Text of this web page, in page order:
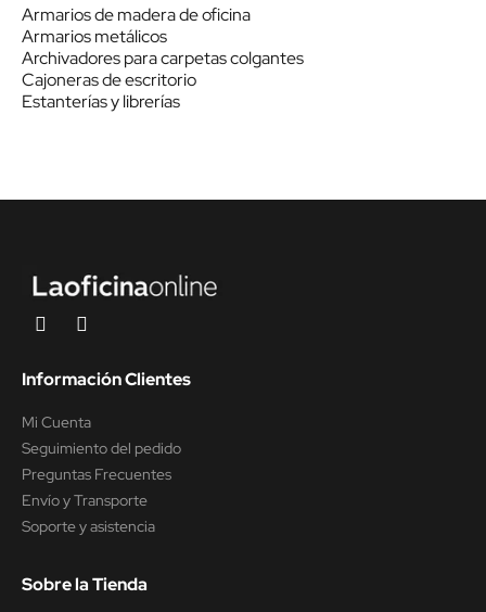
Armarios de madera de oficina
Armarios metálicos
Archivadores para carpetas colgantes
Cajoneras de escritorio
Estanterías y librerías
Información Clientes
Mi Cuenta
Seguimiento del pedido
Preguntas Frecuentes
Envío y Transporte
Soporte y asistencia
Sobre la Tienda